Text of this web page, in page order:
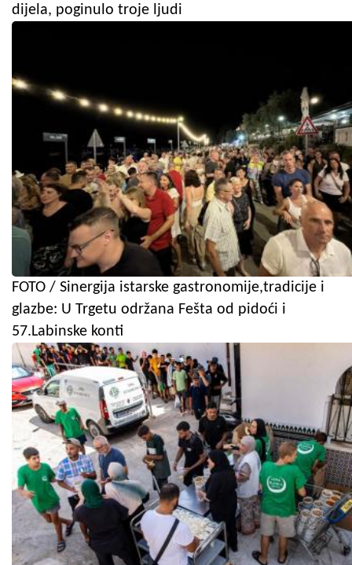
dijela, poginulo troje ljudi
FOTO / Sinergija istarske gastronomije,tradicije i
glazbe: U Trgetu održana Fešta od pidoći i
57.Labinske konti